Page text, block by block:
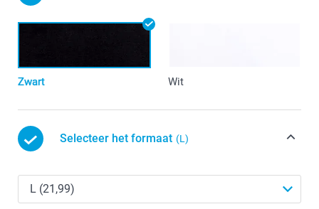
Zwart Wit
Selecteer het formaat (L)